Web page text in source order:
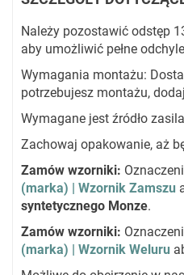
Należy pozostawić odstęp
aby umożliwić pełne
Wymagania montażu:
potrzebujesz montażu,
Wymagane jest źródło
Zachowaj opakowanie, aż
Zamów wzorniki:
(marka) | Wzornik Zamszu
syntetycznego Monze.
Zamów wzorniki:
(marka) | Wzornik Weluru